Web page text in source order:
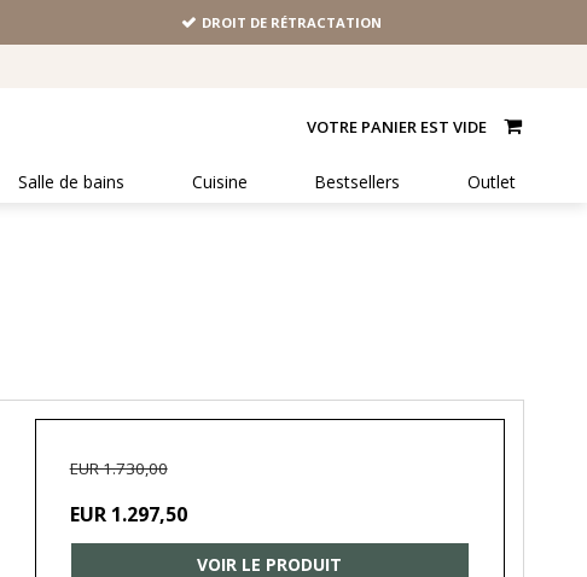
DROIT DE RÉTRACTATION
VOTRE PANIER EST VIDE
Salle de bains Cuisine Bestsellers Outlet
EUR 1.730,00
EUR 1.297,50
VOIR LE PRODUIT